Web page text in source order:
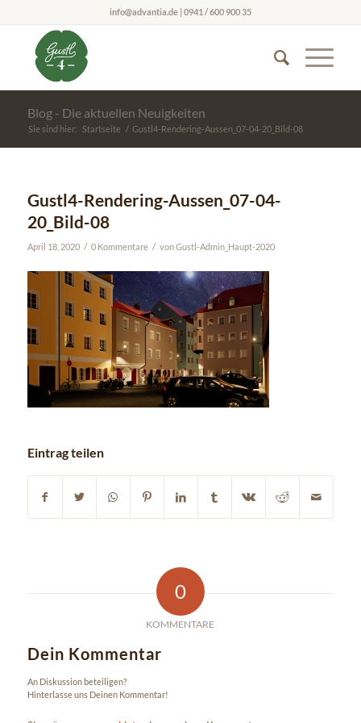
info@advantia.de | 0941 / 600 900 35
Blog - Die aktuellen Neuigkeiten
Sie sind hier: Startseite / Gustl4-Rendering-Aussen_07-04-20_Bild-08
Gustl4-Rendering-Aussen_07-04-
20_Bild-08
April 18, 2020 / 0 Kommentare / vonGustl-Admin_Haupt-2020
Eintrag teilen
0
KOMMENTARE
Dein Kommentar
An Diskussion beteiligen?
Hinterlasse uns Deinen Kommentar!